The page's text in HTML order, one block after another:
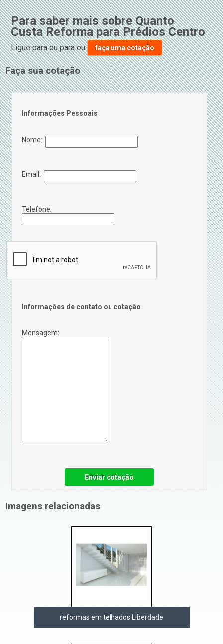
Para saber mais sobre Quanto
Custa Reforma para Prédios Centro
Ligue paraou paraou faça uma cotação
Faça sua cotação
Informações Pessoais
Nome:
Email:
Telefone:
Informações de contato ou cotação
Mensagem:
Enviar cotação
Imagens relacionadas
reformas em telhados Liberdade